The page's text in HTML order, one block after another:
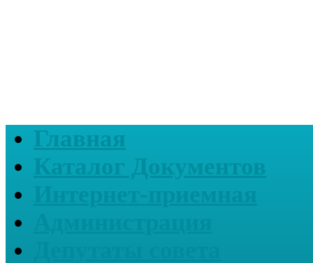
Главная
Каталог Документов